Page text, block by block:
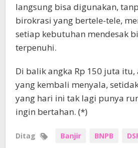
langsung bisa digunakan,
birokrasi yang bertele-tele,
setiap kebutuhan mendesak
terpenuhi.
Di balik angka Rp 150 juta
yang kembali menyala,
yang hari ini tak lagi punya
ingin bertahan. (*)
Ditag Banjir BNPB